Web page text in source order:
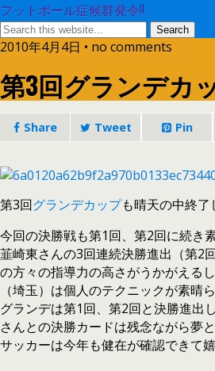
フットボール症候群発令!!
2010年4月4日 • no comments
第3回グランデカ
Share Tweet Pin
第3回グランデカップも晴天の中終了
今回の決勝戦も第1回、第2回に続き
韮崎東さんの3回連続決勝進出（第2
の方々の指導力の高さがうかがえる
（埼玉）は個人のテクニックが素晴
グランデは第1回、第2回と決勝進出
さんとの決勝カードは残念ながら夢
サッカーは今年も健在が確認できて嬉